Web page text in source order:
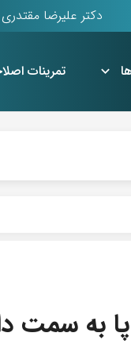
دکتر علیرضا
تمرینات
به سمت